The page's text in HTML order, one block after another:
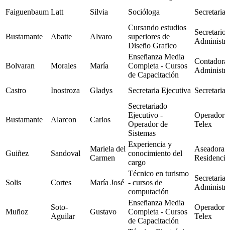
Faiguenbaum Latt Silvia Socióloga Secretaria
Bustamante Abatte Alvaro
Cursando estudios
superiores de
Diseño Grafico
Bolvaran Morales María
Enseñanza Media
Completa - Cursos
de Capacitación
Castro Inostroza Gladys Secretaria Ejecutiva Secretaria
Bustamante Alarcon Carlos
Secretariado
Ejecutivo -
Operador de
Sistemas
Telex
Guiñez Sandoval
Mariela del
Carmen
Experiencia y
conocimiento del
cargo
Aseadora
Solis Cortes María José
Técnico en turismo
- cursos de
computación
Secretaria
Muñoz
Soto-
Aguilar
Gustavo
Enseñanza Media
Completa - Cursos
de Capacitación
Telex